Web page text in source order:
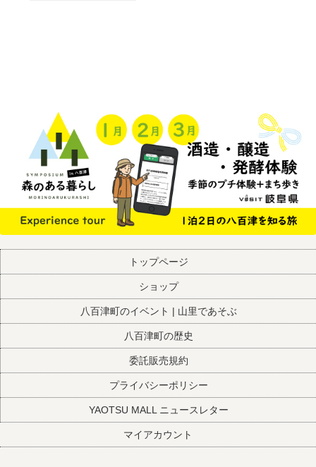
バ
リ
エ
ー
シ
ョ
ン
り
ま
す。
オ
プ
シ
ョ
ン
は
商
品
ペ
ー
トップページ
ショップ
八百津町のイベント | 山里であそぶ
八百津町の歴史
委託販売規約
プライバシーポリシー
YAOTSU MALL ニュースレター
マイアカウント